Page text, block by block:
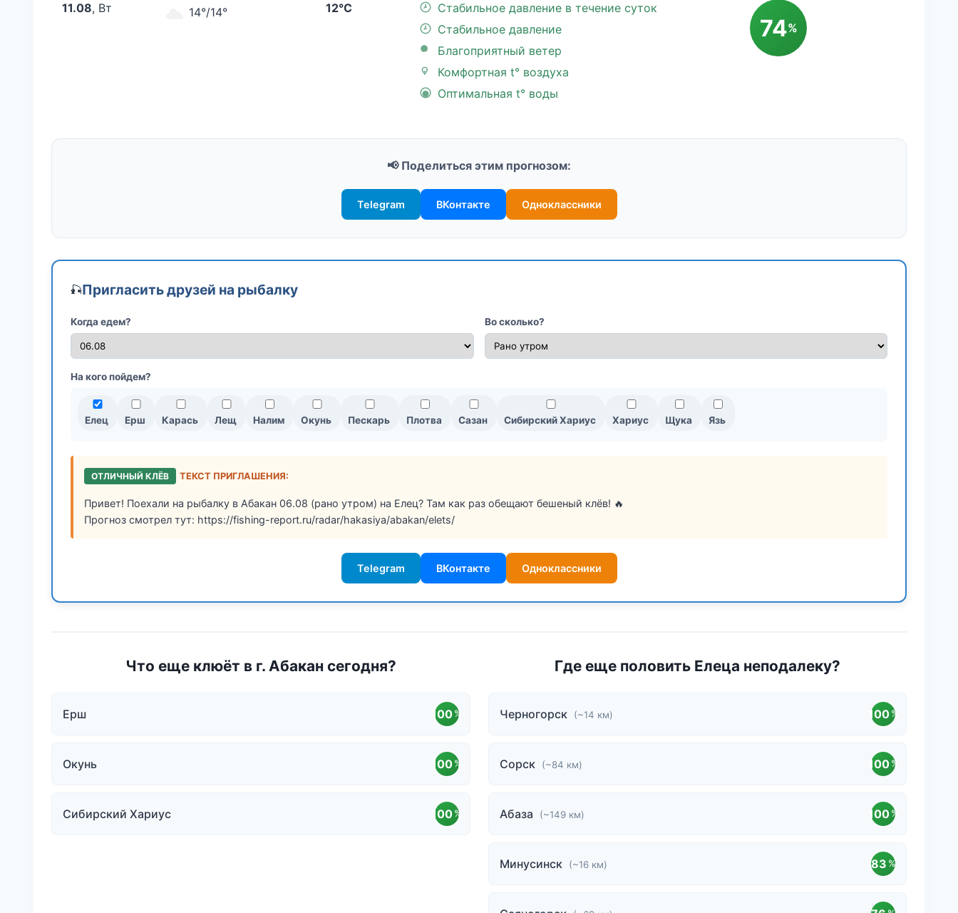
11.08, Вт 14°/14° 12°C
Стабильное давление в течение суток
Стабильное давление
Благоприятный ветер
Комфортная t° воздуха
Оптимальная t° воды
74%
📢 Поделиться этим прогнозом:
Telegram ВКонтакте Одноклассники
🎣Пригласить друзей на рыбалку
Когда едем? Во сколько?
На кого пойдем?
Елец Ерш Карась Лещ Налим Окунь Пескарь Плотва Сазан Сибирский Хариус Хариус Щука Язь
ОТЛИЧНЫЙ КЛЁВ ТЕКСТ ПРИГЛАШЕНИЯ:
Привет! Поехали на рыбалку в Абакан 06.08 (рано утром) на Елец? Там как раз обещают бешеный клёв! 🔥
Прогноз смотрел тут: https://fishing-report.ru/radar/hakasiya/abakan/elets/
Telegram ВКонтакте Одноклассники
Что еще клюёт в г. Абакан сегодня?
Ерш 100 %
Окунь 100 %
Сибирский Хариус 100 %
Где еще половить Елеца неподалеку?
Черногорск (~14 км) 100 %
Сорск (~84 км) 100 %
Абаза (~149 км) 100 %
Минусинск (~16 км) 83 %